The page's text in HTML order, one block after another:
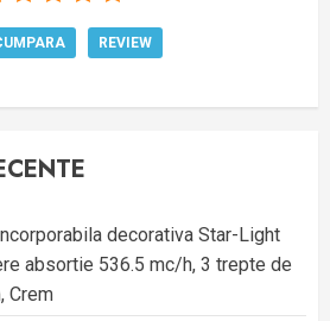
REVIEW
decorativa Star-Light
absortie 536.5 mc/h, 3 trepte de
Crem